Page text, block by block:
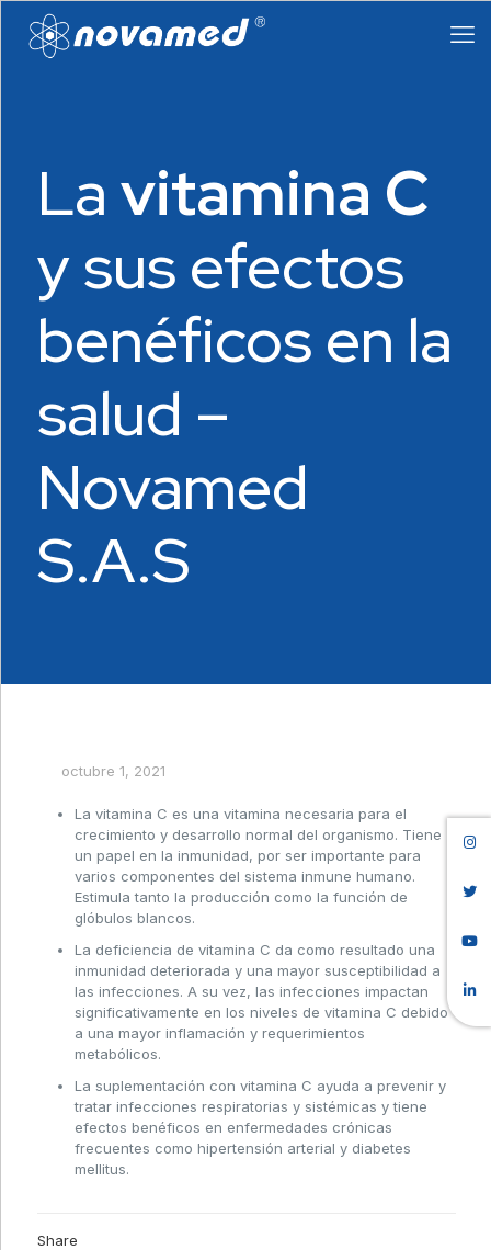
La vitamina C
y sus efectos
benéficos en la
salud –
Novamed
S.A.S
octubre 1, 2021
La vitamina C es una vitamina necesaria para el
crecimiento y desarrollo normal del organismo. Tiene
un papel en la inmunidad, por ser importante para
varios componentes del sistema inmune humano.
Estimula tanto la producción como la función de
glóbulos blancos.
La deficiencia de vitamina C da como resultado una
inmunidad deteriorada y una mayor susceptibilidad a
las infecciones. A su vez, las infecciones impactan
significativamente en los niveles de vitamina C debido
a una mayor inflamación y requerimientos
metabólicos.
La suplementación con vitamina C ayuda a prevenir y
tratar infecciones respiratorias y sistémicas y tiene
efectos benéficos en enfermedades crónicas
frecuentes como hipertensión arterial y diabetes
mellitus.
Share